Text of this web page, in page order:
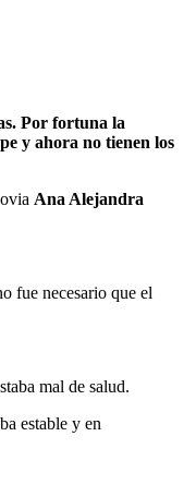
Por fortuna la
y ahora no tienen los
Ana Alejandra
fue necesario que el
mal de salud.
estable y en